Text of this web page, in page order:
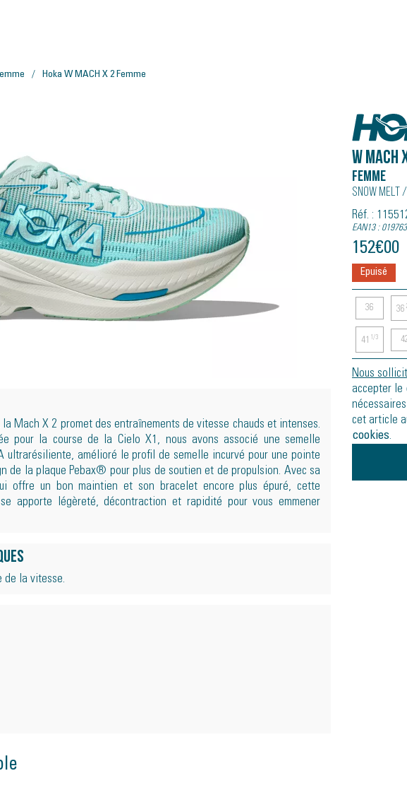
Hoka W MACH X 2 Femme
Hoka
W MACH
Femme
Snow Melt
Réf. :
EAN13 :
152€00
Epuisé
36 36
41 1/3
Nous
accepter le
cet article
cookies.
Mach X 2 promet des entraînements de vitesse chauds et intenses.
pour la course de la Cielo X1, nous avons associé une semelle
ultrarésiliente, amélioré le profil de semelle incurvé pour une pointe
de la plaque Pebax® pour plus de soutien et de propulsion. Avec sa
offre un bon maintien et son bracelet encore plus épuré, cette
apporte légèreté, décontraction et rapidité pour vous emmener
de la vitesse.